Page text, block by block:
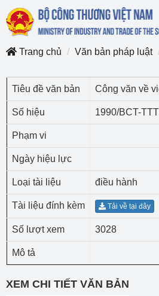
Trang chủ
Văn bản pháp luật
Tiêu đề văn bản Công văn về
Số hiệu 1990/BCT-
Phạm vi
Ngày hiệu lực
Loại tài liệu điều hành
Tài liệu đính kèm Tải về tại đây
Số lượt xem 3028
Mô tả
XEM CHI TIẾT VĂN BẢN